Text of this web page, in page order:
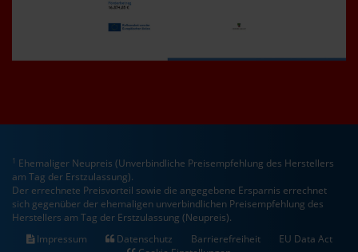
1 Ehemaliger Neupreis (Unverbindliche Preisempfehlung des Herstellers
am Tag der Erstzulassung).
Der errechnete Preisvorteil sowie die angegebene Ersparnis errechnet
sich gegenüber der ehemaligen unverbindlichen Preisempfehlung des
Herstellers am Tag der Erstzulassung (Neupreis).
Impressum
Datenschutz Barrierefreiheit
EU Data Act